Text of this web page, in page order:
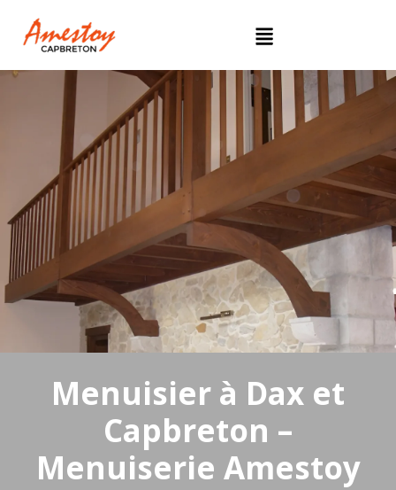
Menuisier à Dax et
Capbreton –
Menuiserie Amestoy